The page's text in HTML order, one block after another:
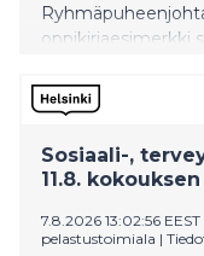
oppikirjaesimerkki
heikentää Suomen
sanoo.
Sosiaali-,
11.8.
7.8.2026 13:02:56 EEST
pelastustoimiala |